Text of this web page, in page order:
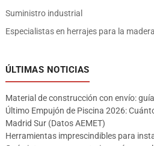
Suministro industrial
Especialistas en herrajes para la madera
ÚLTIMAS NOTICIAS
Material de construcción con envío:
Último Empujón de Piscina 2026:
Madrid Sur (Datos AEMET)
Herramientas imprescindibles para